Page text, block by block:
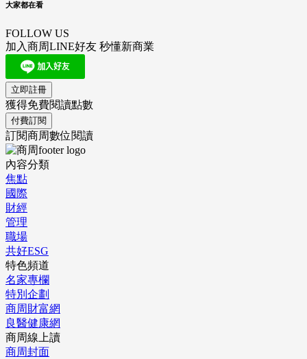
大家都在看
FOLLOW US
加入商周LINE好友 秒懂新商業
立即註冊
獲得免費閱讀點數
付費訂閱
訂閱商周數位閱讀
內容分類
焦點
國際
財經
管理
職場
共好ESG
特色頻道
名家專欄
特別企劃
商周財富網
良醫健康網
商周線上讀
商周封面